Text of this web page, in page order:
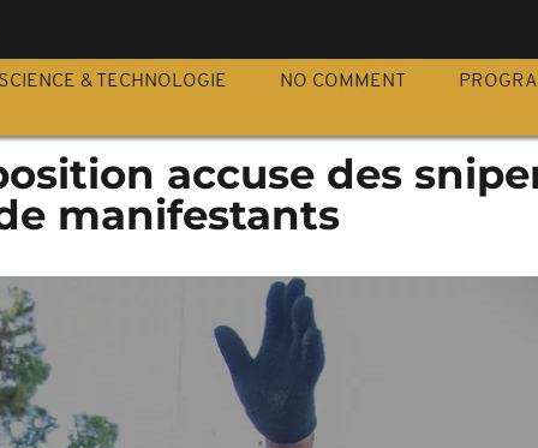
SCIENCE & TECHNOLOGIE NO COMMENT
accuse des
manifestants